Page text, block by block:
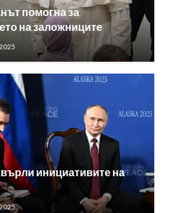
помогна за
на заложниците
инициативите на